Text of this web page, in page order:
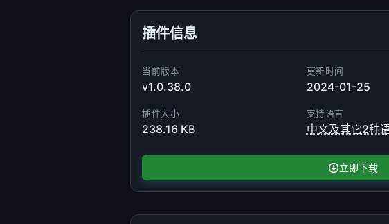
插件信息
当前版本
v1.0.38.0
更新时间
2024-01-25
插件大小
238.16 KB
支持语言
中文及其它2种
立即下载